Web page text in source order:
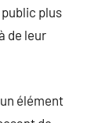
plus
de leur
élément